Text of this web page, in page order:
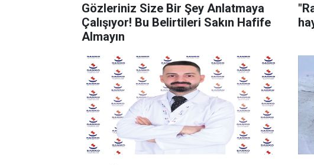
Gözleriniz Size Bir Şey Anlatmaya
Çalışıyor! Bu Belirtileri Sakın Hafife
Almayın